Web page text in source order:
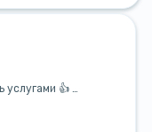
услугами 👍 …